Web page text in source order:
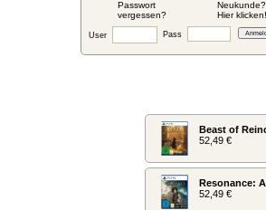
Passwort
vergessen?
Neukunde?
Hier klicken!
User Pass
Beast of
52,49 €
Resonance:
52,49 €